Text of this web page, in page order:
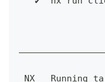
NX   Running